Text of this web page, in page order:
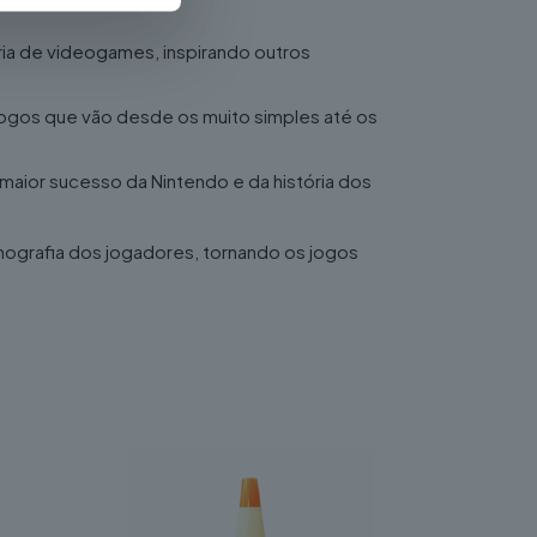
de videogames, inspirando outros
que vão desde os muito simples até os
sucesso da Nintendo e da história dos
dos jogadores, tornando os jogos